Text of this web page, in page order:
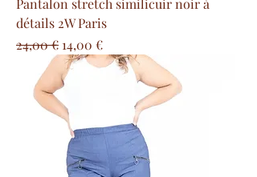
Pantalon stretch similicuir noir à
détails 2W Paris
Precio
24,00 € Precio de oferta
14,00 €